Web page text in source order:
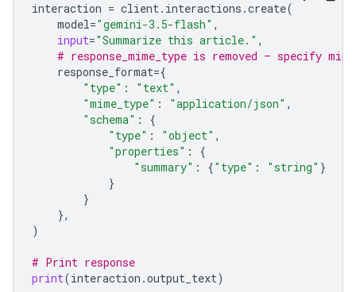
interaction = client. interactions .create(
model="gemini-3.5-flash" ,
input="Summarize this article." ,
# response_mime_type is removed — specify
response_format={
"type" : "text" ,
"mime_type" : "application/json" ,
"schema" :
{
"type" : "object" ,
"properties" :
{
"summary" : {"type" : "string" }
}
}
},
)
# Print response
print(interaction .output_text)